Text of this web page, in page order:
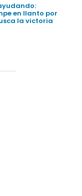
en llanto por
la victoria